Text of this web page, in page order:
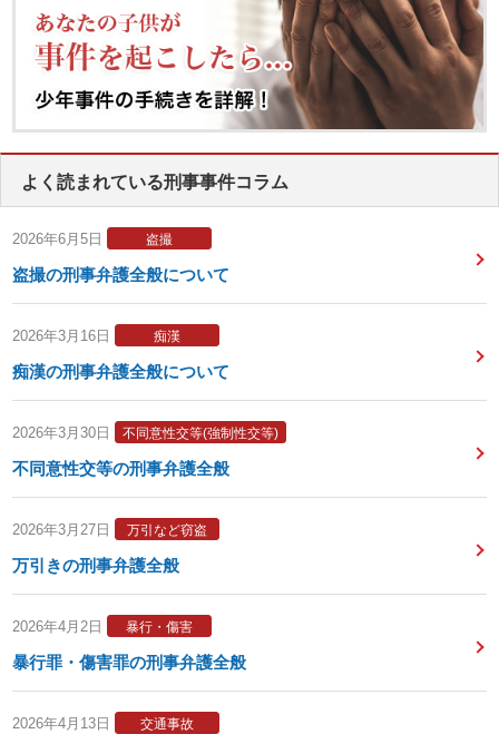
よく読まれている刑事事件コラム
2026年6月5日 盗撮
盗撮の刑事弁護全般について
2026年3月16日 痴漢
痴漢の刑事弁護全般について
2026年3月30日 不同意性交等(強制性交等)
不同意性交等の刑事弁護全般
2026年3月27日 万引など窃盗
万引きの刑事弁護全般
2026年4月2日 暴行・傷害
暴行罪・傷害罪の刑事弁護全般
2026年4月13日 交通事故